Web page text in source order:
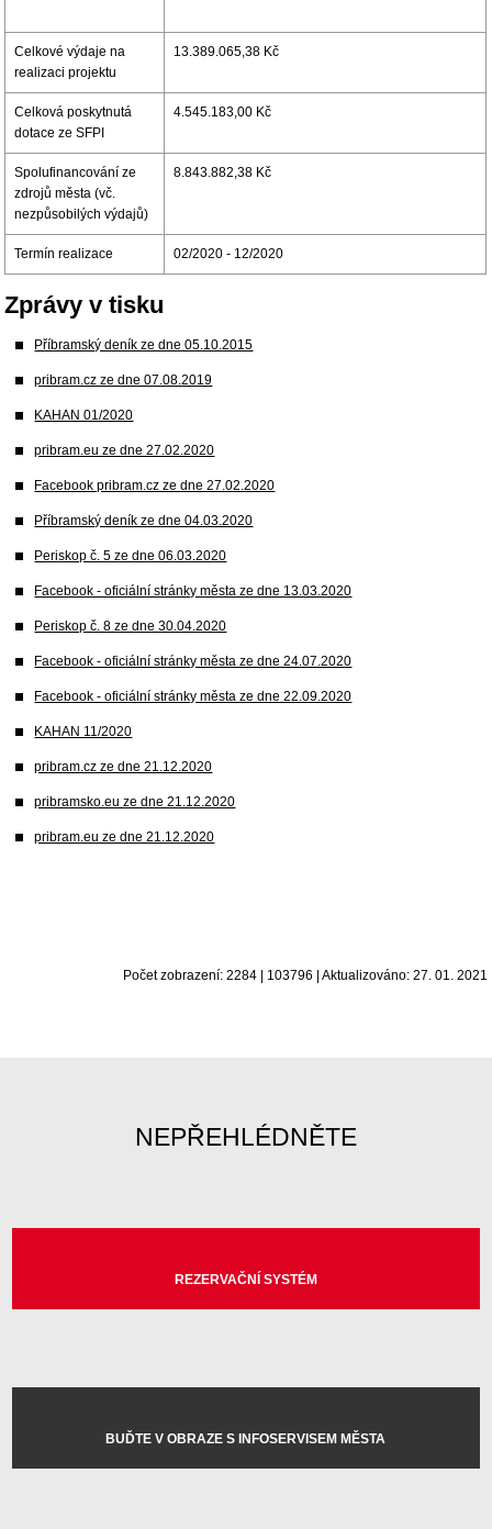
Celkové výdaje na
realizaci projektu
13.389.065,38 Kč
Celková poskytnutá
dotace ze SFPI
4.545.183,00 Kč
Spolufinancování ze
zdrojů města (vč.
nezpůsobilých výdajů)
8.843.882,38 Kč
Termín realizace 02/2020 - 12/2020
Zprávy v tisku
Příbramský deník ze dne 05.10.2015
pribram.cz ze dne 07.08.2019
KAHAN 01/2020
pribram.eu ze dne 27.02.2020
Facebook pribram.cz ze dne 27.02.2020
Příbramský deník ze dne 04.03.2020
Periskop č. 5 ze dne 06.03.2020
Facebook - oficiální stránky města ze dne 13.03.2020
Periskop č. 8 ze dne 30.04.2020
Facebook - oficiální stránky města ze dne 24.07.2020
Facebook - oficiální stránky města ze dne 22.09.2020
KAHAN 11/2020
pribram.cz ze dne 21.12.2020
pribramsko.eu ze dne 21.12.2020
pribram.eu ze dne 21.12.2020
Počet zobrazení: 2284 | 103796 | Aktualizováno: 27. 01. 2021
NEPŘEHLÉDNĚTE
REZERVAČNÍ SYSTÉM
BUĎTE V OBRAZE S INFOSERVISEM MĚSTA